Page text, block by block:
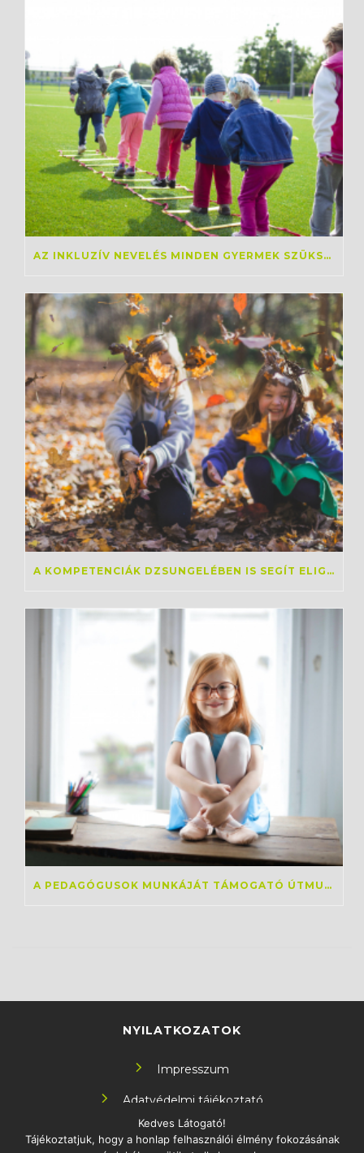
AZ INKLUZÍV NEVELÉS MINDEN GYERMEK SZÜKSÉGLETEIT KÉPES KIELÉGÍTENI
A KOMPETENCIÁK DZSUNGELÉBEN IS SEGÍT ELIGAZODNI AZ OKTATÁS 2030
A PEDAGÓGUSOK MUNKÁJÁT TÁMOGATÓ ÚTMUTATÓ KÉSZÜLT LÁTÁSSÉRÜLT DIÁKOK OKTATÁSÁHOZ
NYILATKOZATOK
Impresszum
Adatvédelmi tájékoztató
KÖVESS MINKET!
Kedves Látogató!
Tájékoztatjuk, hogy a honlap felhasználói élmény fokozásának